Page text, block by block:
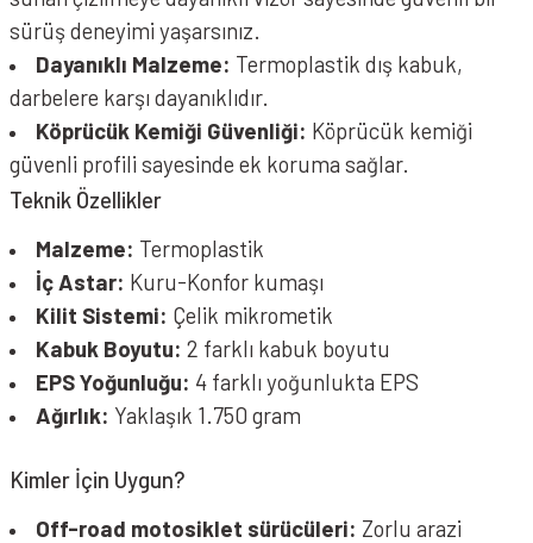
sürüş deneyimi yaşarsınız.
Dayanıklı Malzeme: Termoplastik dış kabuk,
darbelere karşı dayanıklıdır.
Köprücük Kemiği Güvenliği: Köprücük kemiği
güvenli profili sayesinde ek koruma sağlar.
Teknik Özellikler
Malzeme: Termoplastik
İç Astar: Kuru-Konfor kumaşı
Kilit Sistemi: Çelik mikrometik
Kabuk Boyutu: 2 farklı kabuk boyutu
EPS Yoğunluğu: 4 farklı yoğunlukta EPS
Ağırlık: Yaklaşık 1.750 gram
Kimler İçin Uygun?
Off-road motosiklet sürücüleri: Zorlu arazi